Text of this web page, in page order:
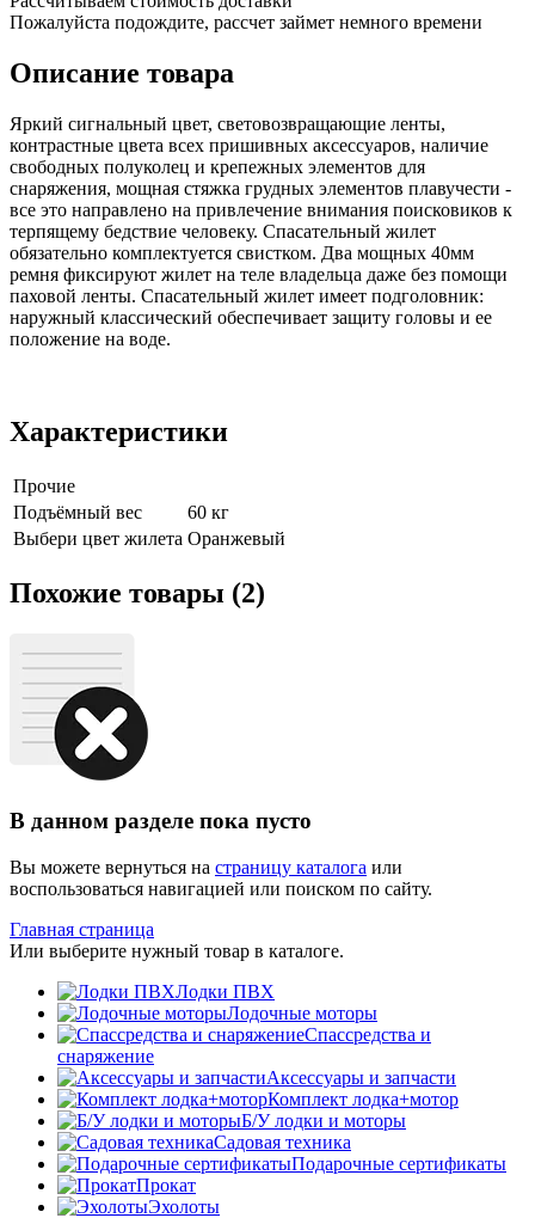
Пожалуйста подождите, рассчет займет немного времени
Описание товара
Яркий сигнальный цвет, световозвращающие ленты,
контрастные цвета всех пришивных аксессуаров, наличие
свободных полуколец и крепежных элементов для
снаряжения, мощная стяжка грудных элементов плавучести -
все это направлено на привлечение внимания поисковиков к
терпящему бедствие человеку. Спасательный жилет
обязательно комплектуется свистком. Два мощных 40мм
ремня фиксируют жилет на теле владельца даже без помощи
паховой ленты. Спасательный жилет имеет подголовник:
наружный классический обеспечивает защиту головы и ее
положение на воде.
Характеристики
Прочие
Подъёмный вес
60 кг
Выбери цвет жилета Оранжевый
Похожие товары (2)
В данном разделе пока пусто
Вы можете вернуться на страницу каталога или
воспользоваться навигацией или поиском по сайту.
Главная страница
Или выберите нужный товар в каталоге.
Лодки ПВХ
Лодочные моторы
Спассредства и
снаряжение
Аксессуары и запчасти
Комплект лодка+мотор
Б/У лодки и моторы
Садовая техника
Подарочные сертификаты
Прокат
Эхолоты